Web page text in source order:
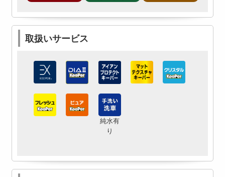
取扱いサービス
純水有
り